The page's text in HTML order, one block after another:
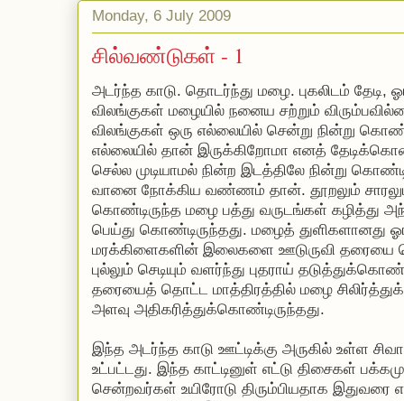
Monday, 6 July 2009
சில்வண்டுகள் - 1
அடர்ந்த காடு. தொடர்ந்து மழை. புகலிடம்
விலங்குகள் மழையில் நனைய சற்றும்
விலங்குகள் ஒரு எல்லையில் சென்று நின்று
எல்லையில் தான் இருக்கிறோமா எனத்
செல்ல முடியாமல் நின்ற இடத்திலே நின்று
வானை நோக்கிய வண்ணம் தான். தூறலும்
கொண்டிருந்த மழை பத்து வருடங்கள் கழித்து
பெய்து கொண்டிருந்தது. மழைத் துளிகளானது
மரக்கிளைகளின் இலைகளை ஊடுருவி
புல்லும் செடியும் வளர்ந்து புதராய்
தரையைத் தொட்ட மாத்திரத்தில் மழை
அளவு அதிகரித்துக்கொண்டிருந்தது.
இந்த அடர்ந்த காடு ஊட்டிக்கு அருகில் உள்ள
உட்பட்டது. இந்த காட்டினுள் எட்டு திசைகள்
சென்றவர்கள் உயிரோடு திரும்பியதாக